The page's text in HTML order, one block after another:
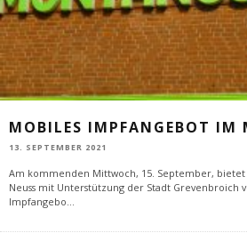
MOBILES IMPFANGEBOT IM
13. SEPTEMBER 2021
Am kommenden Mittwoch, 15. September,
Neuss mit Unterstützung der Stadt Grevenbroich
Impfangebo...